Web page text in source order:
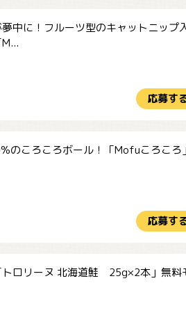
中に！フルーツ型のキャットニップ
応募す
のころころボール！「Mofuころころ」
応募す
トロリーヌ 北海道鮭 25g×2本」無料